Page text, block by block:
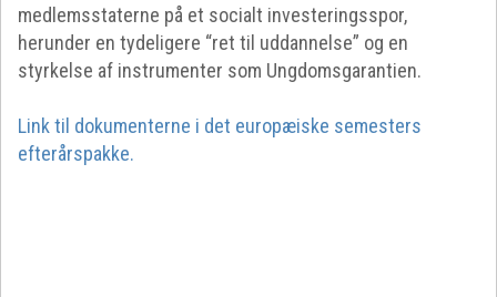
medlemsstaterne på et socialt investeringsspor,
herunder en tydeligere “ret til uddannelse” og en
styrkelse af instrumenter som Ungdomsgarantien.
Link til dokumenterne i det europæiske semesters
efterårspakke.